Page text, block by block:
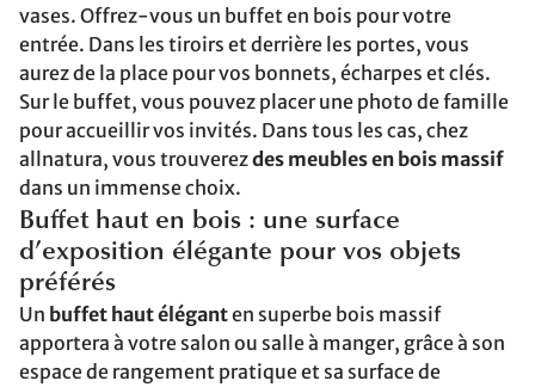
vases. Offrez-vous un buffet en bois pour votre
entrée. Dans les tiroirs et derrière les portes, vous
aurez de la place pour vos bonnets, écharpes et clés.
Sur le buffet, vous pouvez placer une photo de famille
pour accueillir vos invités. Dans tous les cas, chez
allnatura, vous trouverezdes meubles en bois massif
dans un immense choix.
Buffet haut en bois : une surface
d’exposition élégante pour vos objets
préférés
Un buffet haut éléganten superbe bois massif
apportera à votre salon ou salle à manger, grâce à son
espace de rangement pratique et sa surface de